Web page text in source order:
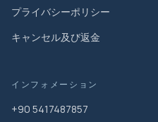
プライバシーポリシー
キャンセル及び返金
インフォメーション
+90 5417487857